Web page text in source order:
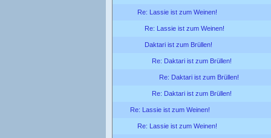
Re: Lassie ist zum Weinen!
Re: Lassie ist zum Weinen!
Daktari ist zum Brüllen!
Re: Daktari ist zum Brüllen!
Re: Daktari ist zum Brüllen!
Re: Daktari ist zum Brüllen!
Re: Lassie ist zum Weinen!
Re: Lassie ist zum Weinen!